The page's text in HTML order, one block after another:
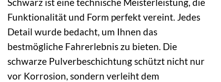
Funktionalität und Form perfekt vereint. Jedes
Detail wurde bedacht, um Ihnen das
bestmögliche Fahrerlebnis zu bieten. Die
schwarze Pulverbeschichtung schützt nicht nur
vor Korrosion, sondern verleiht dem